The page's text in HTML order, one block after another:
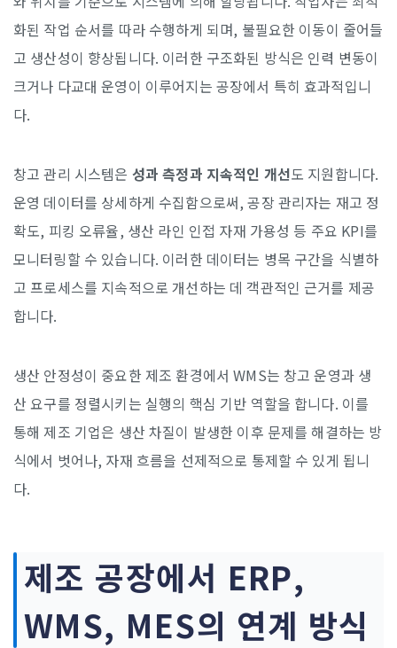
화된 작업 순서를 따라 수행하게 되며, 불필요한 이동이 줄어들
고 생산성이 향상됩니다. 이러한 구조화된 방식은 인력 변동이
크거나 다교대 운영이 이루어지는 공장에서 특히 효과적입니
다.
창고 관리 시스템은 성과 측정과 지속적인 개선도 지원합니다.
운영 데이터를 상세하게 수집함으로써, 공장 관리자는 재고 정
확도, 피킹 오류율, 생산 라인 인접 자재 가용성 등 주요 KPI를
모니터링할 수 있습니다. 이러한 데이터는 병목 구간을 식별하
고 프로세스를 지속적으로 개선하는 데 객관적인 근거를 제공
합니다.
생산 안정성이 중요한 제조 환경에서 WMS는 창고 운영과 생
산 요구를 정렬시키는 실행의 핵심 기반 역할을 합니다. 이를
통해 제조 기업은 생산 차질이 발생한 이후 문제를 해결하는 방
식에서 벗어나, 자재 흐름을 선제적으로 통제할 수 있게 됩니
다.
제조 공장에서 ERP,
WMS, MES의 연계 방식